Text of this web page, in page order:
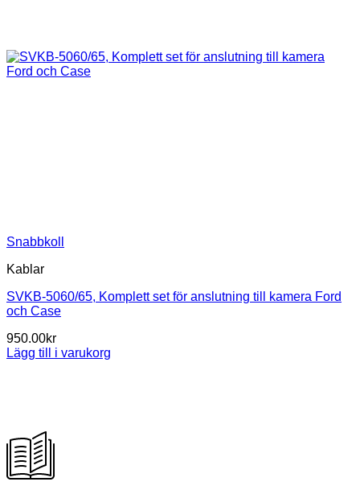
Snabbkoll
Kablar
SVKB-5060/65, Komplett set för anslutning till kamera Ford
och Case
950.00kr
Lägg till i varukorg